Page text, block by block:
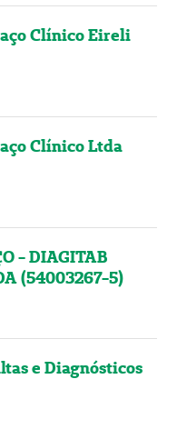
Clínico Eireli
Clínico Ltda
- DIAGITAB
(54003267-5)
e Diagnósticos